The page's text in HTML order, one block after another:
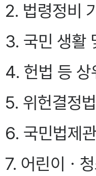
2. 법령정비
3. 국민 생활
4. 헌법 등 상
5. 위헌결정
6. 국민법제
7. 어린이ㆍ